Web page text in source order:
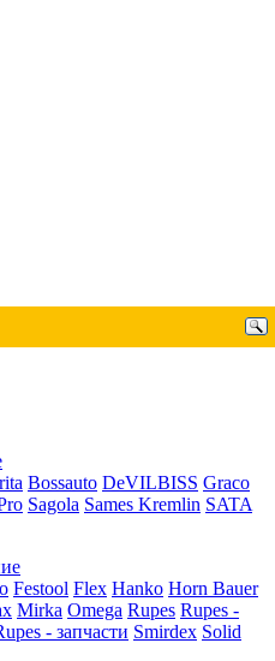
Bossauto DeVILBISS Graco
Sagola Sames Kremlin SATA
Festool Flex Hanko Horn Bauer
Mirka Omega Rupes Rupes -
- запчасти Smirdex Solid